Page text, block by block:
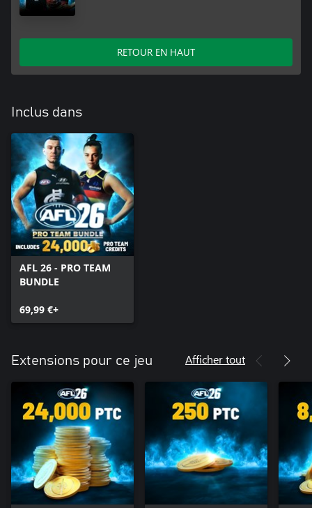
RETOUR EN HAUT
Inclus dans
AFL 26 - PRO TEAM
BUNDLE
69,99 €+
Extensions pour ce jeu Afficher tout